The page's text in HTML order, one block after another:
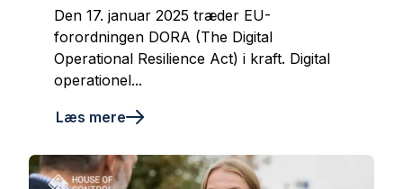
Den 17. januar 2025 træder EU-
forordningen DORA (The Digital
Operational Resilience Act) i kraft. Digital
operationel...
Læs mere